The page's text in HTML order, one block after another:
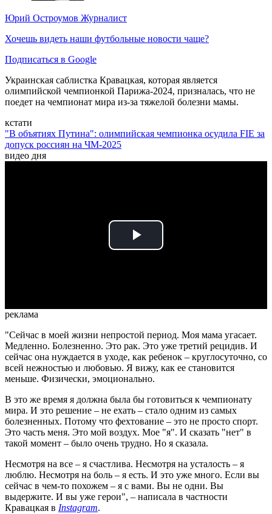
Юрий Остроумов Журналист
Хочешь видеть наши футбольные новости чаще?
Подписаться в Google
Украинская саблистка Кравацкая, которая является
олимпийской чемпионкой Парижа-2024, призналась, что не
поедет на чемпионат мира из-за тяжелой болезни мамы.
кстати
"В объятиях Путина": олимпийская чемпионка осудила FIE за
допуск россиян на ЧМ-2025
видео дня
Play
реклама
"Сейчас в моей жизни непростой период. Моя мама угасает.
Медленно. Болезненно. Это рак. Это уже третий рецидив. И
сейчас она нуждается в уходе, как ребенок – круглосуточно, со
всей нежностью и любовью. Я вижу, как ее становится
меньше. Физически, эмоционально.
В это же время я должна была бы готовиться к чемпионату
мира. И это решение – не ехать – стало одним из самых
болезненных. Потому что фехтование – это не просто спорт.
Это часть меня. Это мой воздух. Мое "я". И сказать "нет" в
такой момент – было очень трудно. Но я сказала.
Несмотря на все – я счастлива. Несмотря на усталость – я
люблю. Несмотря на боль – я есть. И это уже много. Если вы
сейчас в чем-то похожем – я с вами. Вы не одни. Вы
выдержите. И вы уже герои", – написала в частности
Кравацкая в Instagram.